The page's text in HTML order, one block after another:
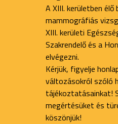
A XIII. kerületben élő
mammográfiás
XIII. kerületi
Szakrendelő és a
elvégezni.
Kérjük, figyelje
változásokról szóló
tájékoztatásainkat!
megértésüket és
köszönjük!